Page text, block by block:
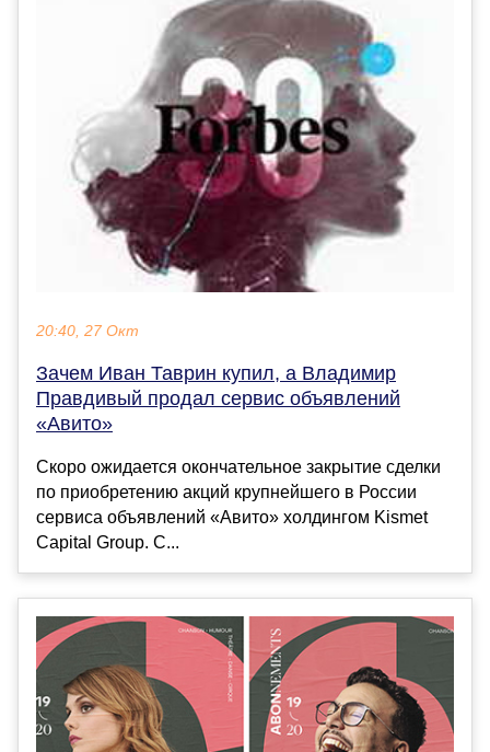
20:40, 27 Окт
Зачем Иван Таврин купил, а Владимир
Правдивый продал сервис объявлений
«Авито»
Скоро ожидается окончательное закрытие сделки
по приобретению акций крупнейшего в России
сервиса объявлений «Авито» холдингом Kismet
Capital Group. С...